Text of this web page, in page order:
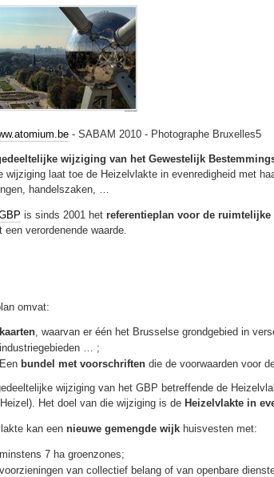
- SABAM 2010 - Photographe Bruxelles5
wijziging van het Gewestelijk
wijziging laat toe de Heizelvlakte in evenredigheid met
handelszaken, …
is sinds 2001 hetreferentieplan voor de ruimtelijke
een verordenende waarde.
omvat:
kaarten, waarvan er één het Brusselse grondgebied in
industriegebieden … ;
Een bundel met voorschriften die de voorwaarden voor
wijziging van het GBP betreffende de
Het doel van die wijziging is de Heizelvlakte in
kan eennieuwe gemengde wijk huisvesten met:
minstens 7 ha groenzones;
voorzieningen van collectief belang of van openbare